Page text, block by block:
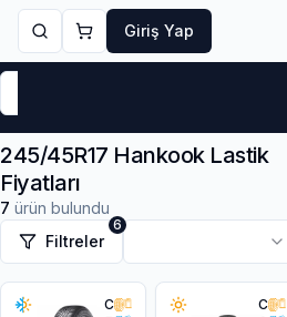
Giriş Yap
245/45R17 Hankook Lastik
Fiyatları
7 ürün bulundu
Filtreler
6
C
C